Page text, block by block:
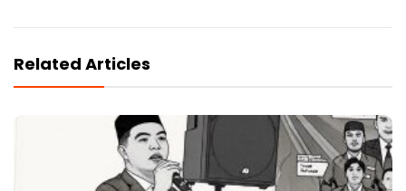
Related Articles